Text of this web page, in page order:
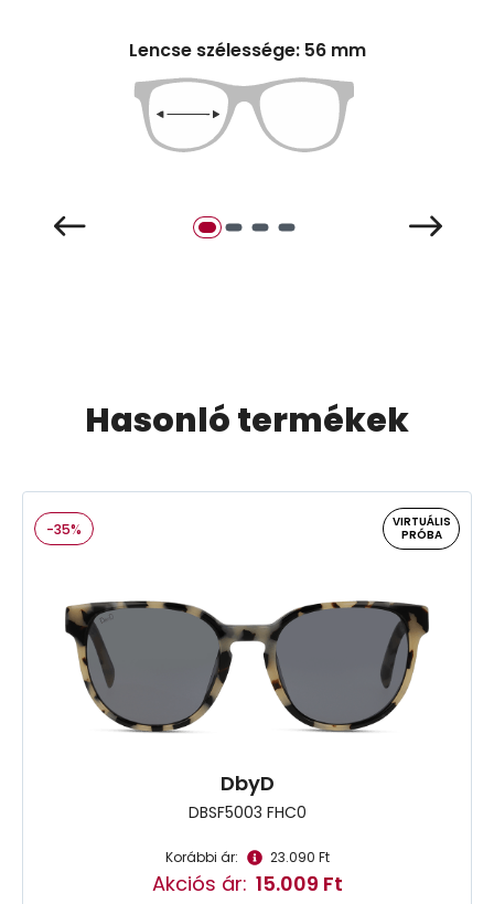
Lencse szélessége: 56 mm
Hasonló termékek
-35%
VIRTUÁLIS
PRÓBA
DbyD
DBSF5003 FHC0
Korábbi ár: 23.090 Ft
Akciós ár: 15.009 Ft